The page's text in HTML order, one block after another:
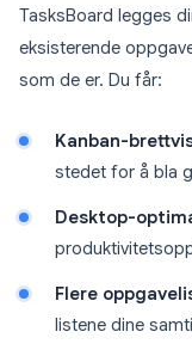
TasksBoard legges
eksisterende
som de er. Du får:
Kanban-
stedet for å bla
Desktop-
Flere
listene dine